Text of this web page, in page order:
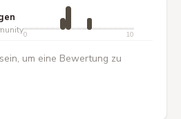
0 10
um eine Bewertung zu